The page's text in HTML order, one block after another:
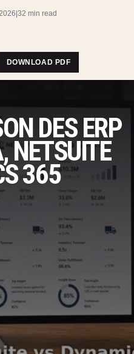
32 min read
DOWNLOAD PDF
DES ERP
NETSUITE
365